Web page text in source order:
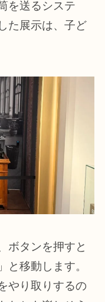
を送るシステ
た展示は、子ど
ボタンを押すと
と移動します。
やり取りするの